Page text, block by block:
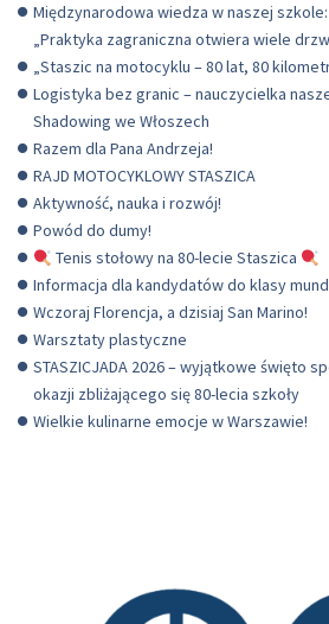
Międzynarodowa wiedza w naszej
„Praktyka zagraniczna otwiera wiele
„Staszic na motocyklu – 80 lat, 80
Logistyka bez granic – nauczycielka
Shadowing we Włoszech
Razem dla Pana Andrzeja!
RAJD MOTOCYKLOWY STASZICA
Aktywność, nauka i rozwój!
Powód do dumy!
Tenis stołowy na 80-lecie Staszica
Informacja dla kandydatów do klasy
Wczoraj Florencja, a dzisiaj San Marino!
Warsztaty plastyczne
STASZICJADA 2026 – wyjątkowe święto
okazji zbliżającego się 80-lecia szkoły
Wielkie kulinarne emocje w Warszawie!